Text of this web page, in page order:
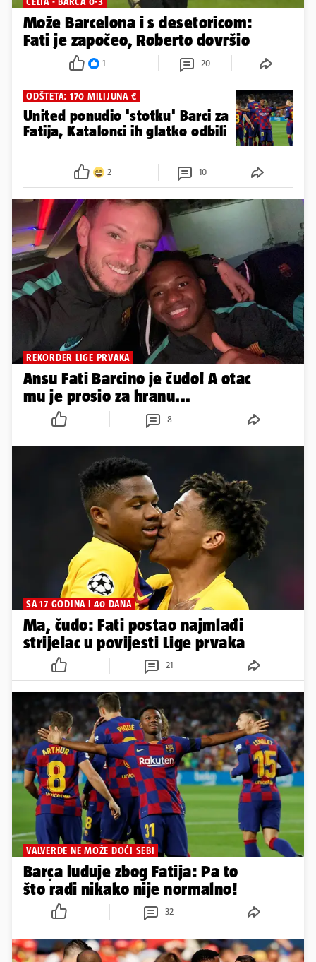
Može Barcelona i s desetoricom:
Fati je započeo, Roberto dovršio
1 20
ODŠTETA: 170 MILIJUNA €
United ponudio 'stotku' Barci za
Fatija, Katalonci ih glatko odbili
2 10
REKORDER LIGE PRVAKA
Ansu Fati Barcino je čudo! A otac
mu je prosio za hranu...
8
SA 17 GODINA I 40 DANA
Ma, čudo: Fati postao najmlađi
strijelac u povijesti Lige prvaka
21
VALVERDE NE MOŽE DOĆI SEBI
Barça luduje zbog Fatija: Pa to
što radi nikako nije normalno!
32